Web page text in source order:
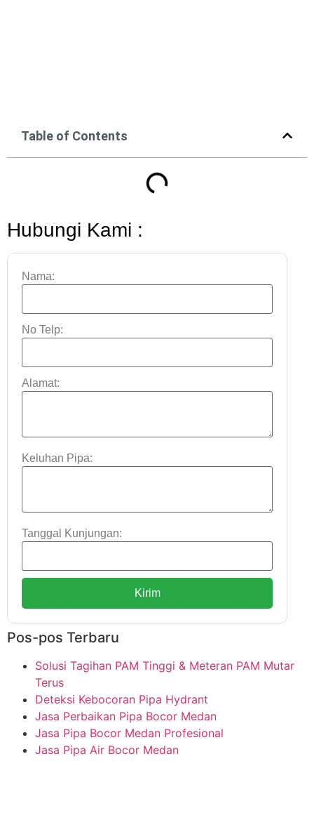
Table of Contents
Hubungi Kami :
Nama:
No Telp:
Alamat:
Keluhan Pipa:
Tanggal Kunjungan:
Kirim
Pos-pos Terbaru
Solusi Tagihan PAM Tinggi & Meteran PAM Mutar
Terus
Deteksi Kebocoran Pipa Hydrant
Jasa Perbaikan Pipa Bocor Medan
Jasa Pipa Bocor Medan Profesional
Jasa Pipa Air Bocor Medan